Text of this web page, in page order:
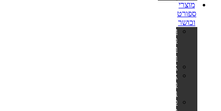
מוצרי
ספורט
וכושר
הליכוני
כושר
ומסלולי
ריצה
אליפטיקלים
אופני
כושר
ביתיים
ספות